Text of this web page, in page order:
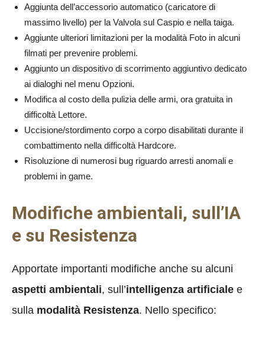
Aggiunta dell’accessorio automatico (caricatore di
massimo livello) per la Valvola sul Caspio e nella taiga.
Aggiunte ulteriori limitazioni per la modalità Foto in alcuni
filmati per prevenire problemi.
Aggiunto un dispositivo di scorrimento aggiuntivo dedicato
ai dialoghi nel menu Opzioni.
Modifica al costo della pulizia delle armi, ora gratuita in
difficoltà Lettore.
Uccisione/stordimento corpo a corpo disabilitati durante il
combattimento nella difficoltà Hardcore.
Risoluzione di numerosi bug riguardo arresti anomali e
problemi in game.
Modifiche ambientali, sull’IA
e su Resistenza
Apportate importanti modifiche anche su alcuni
aspetti ambientali, sull’intelligenza artificiale e
sulla modalità Resistenza. Nello specifico: